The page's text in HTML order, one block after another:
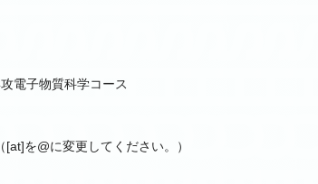
電子物質科学コース
を@に変更してください。）